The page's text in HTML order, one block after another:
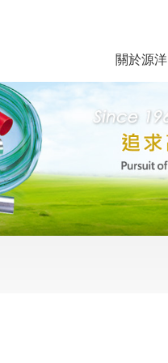
關於源洋